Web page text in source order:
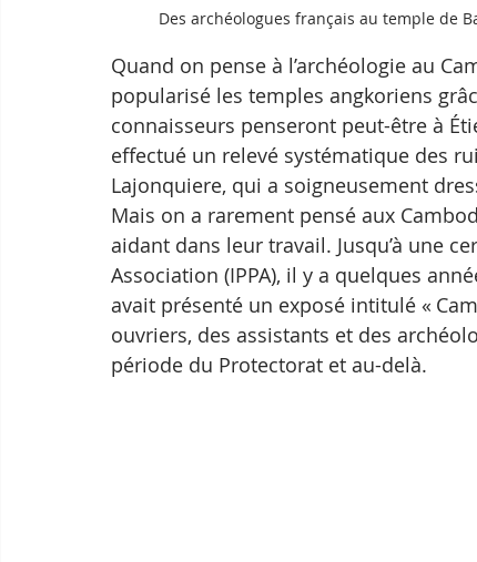
Des archéologues français au temple de
Quand on pense à l’archéologie au
popularisé les temples angkoriens
connaisseurs penseront peut-être à
effectué un relevé systématique des
Lajonquiere, qui a soigneusement
Mais on a rarement pensé aux
aidant dans leur travail. Jusqu’à une
Association (IPPA), il y a quelques
avait présenté un exposé intitulé «
ouvriers, des assistants et des
période du Protectorat et au-delà.